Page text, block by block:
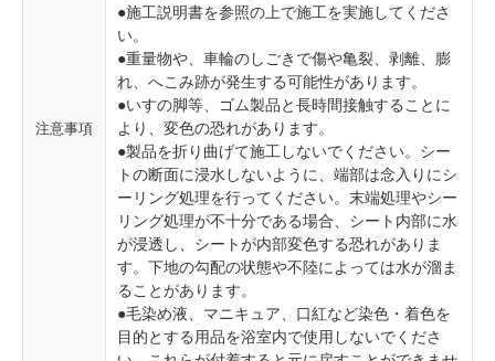
注意事項
●施工説明書を参照の上で施工を実施してくださ
い。
●重量物や、車輪のしごきで傷や亀裂、剥離、膨
れ、へこみ跡が発生する可能性があります。
●いすの脚等、ゴム製品と長時間接触することに
より、変色の恐れがあります。
●製品を折り曲げて施工しないでください。シー
トの断面に浸水しないように、端部は念入りにシ
ーリング処理を行ってください。末端処理やシー
リング処理が不十分である場合、シート内部に水
が浸透し、シートが内部変色する恐れがありま
す。下地の勾配の状態や不陸によっては水が溜ま
ることがあります。
●毛染め液、マニキュア、口紅など染色・着色を
目的とする用品を浴室内で使用しないでくださ